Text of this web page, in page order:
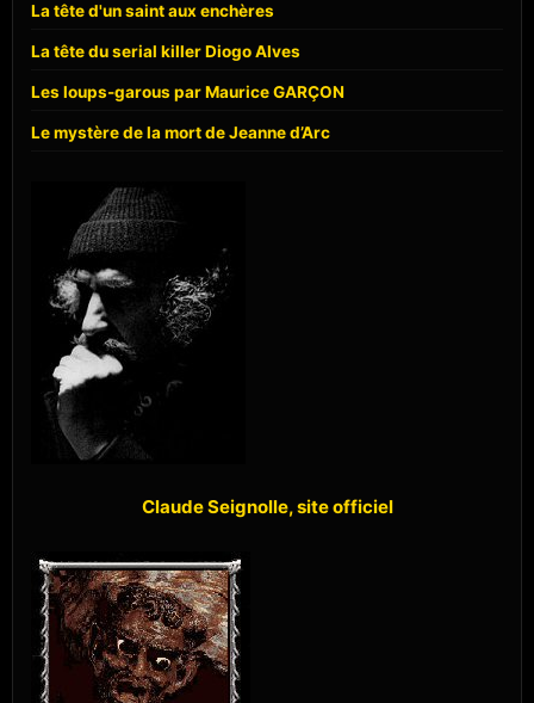
La tête d'un saint aux enchères
La tête du serial killer Diogo Alves
Les loups-garous par Maurice GARÇON
Le mystère de la mort de Jeanne d’Arc
Claude Seignolle, site officiel